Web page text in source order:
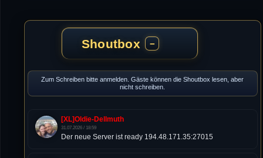
Shoutbox −
Zum Schreiben bitte anmelden. Gäste können die Shoutbox lesen, aber
nicht schreiben.
[XL]Oldie-Dellmuth
31.07.2026 / 18:59
Der neue Server ist ready 194.48.171.35:27015